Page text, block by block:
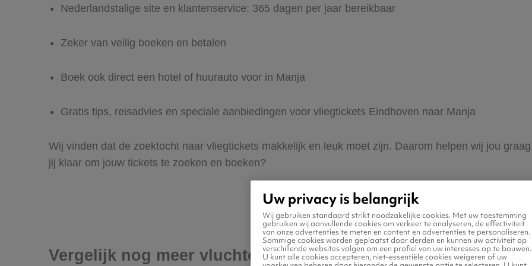
Nederlandstalige site en klantenservice: 365 dagen per jaar bereikbaar
Zeker van veilig boeken en betalen
Boek ook direct een hotel of huurauto voor in Manja
Gratis tips, reisadvies en speciale aanbiedingen voor vliegtickets Eindhoven naar Manja
Wij vinden dat de zoektocht naar vliegtickets makkelijk en leuk moet zijn. Daarom helpen wij jou
jij klaar om jouw tickets te zoeken en boeken?
Vergelijk nog meer vluchten naar Manja
Uw privacy is belangrijk
Wij gebruiken standaard strikt noodzakelijke cookies. Met uw toestemming
gebruiken wij aanvullende cookies om verkeer te analyseren, de effectiviteit
van onze advertenties te meten en content en advertenties te personaliseren.
Sommige cookies worden geplaatst door derden en kunnen uw activiteit op
verschillende websites volgen om een profiel van uw interesses op te bouwen.
U kunt alle cookies accepteren, niet-essentiële cookies weigeren of uw